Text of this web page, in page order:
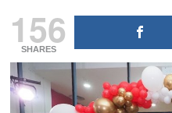
156
SHARES